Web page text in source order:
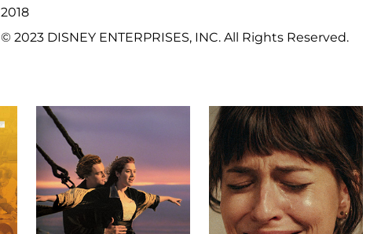
2018
© 2023 DISNEY ENTERPRISES, INC. All Rights Reserved.